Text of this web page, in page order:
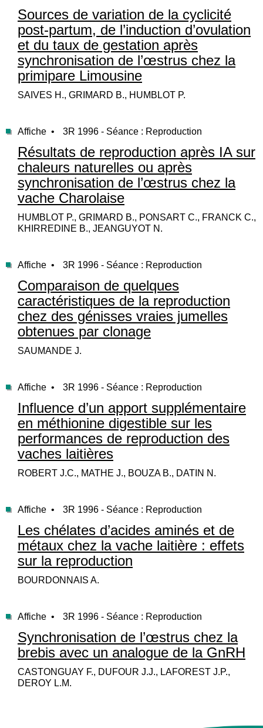
Sources de variation de la cyclicité
post-partum, de l’induction d’ovulation
et du taux de gestation après
synchronisation de l’œstrus chez la
primipare Limousine
SAIVES H., GRIMARD B., HUMBLOT P.
Affiche • 3R 1996 - Séance : Reproduction
Résultats de reproduction après IA sur
chaleurs naturelles ou après
synchronisation de l’œstrus chez la
vache Charolaise
HUMBLOT P., GRIMARD B., PONSART C., FRANCK C.,
KHIRREDINE B., JEANGUYOT N.
Affiche • 3R 1996 - Séance : Reproduction
Comparaison de quelques
caractéristiques de la reproduction
chez des génisses vraies jumelles
obtenues par clonage
SAUMANDE J.
Affiche • 3R 1996 - Séance : Reproduction
Influence d’un apport supplémentaire
en méthionine digestible sur les
performances de reproduction des
vaches laitières
ROBERT J.C., MATHE J., BOUZA B., DATIN N.
Affiche • 3R 1996 - Séance : Reproduction
Les chélates d’acides aminés et de
métaux chez la vache laitière : effets
sur la reproduction
BOURDONNAIS A.
Affiche • 3R 1996 - Séance : Reproduction
Synchronisation de l’œstrus chez la
brebis avec un analogue de la GnRH
CASTONGUAY F., DUFOUR J.J., LAFOREST J.P.,
DEROY L.M.